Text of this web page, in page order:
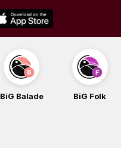
BiG Balade BiG Folk